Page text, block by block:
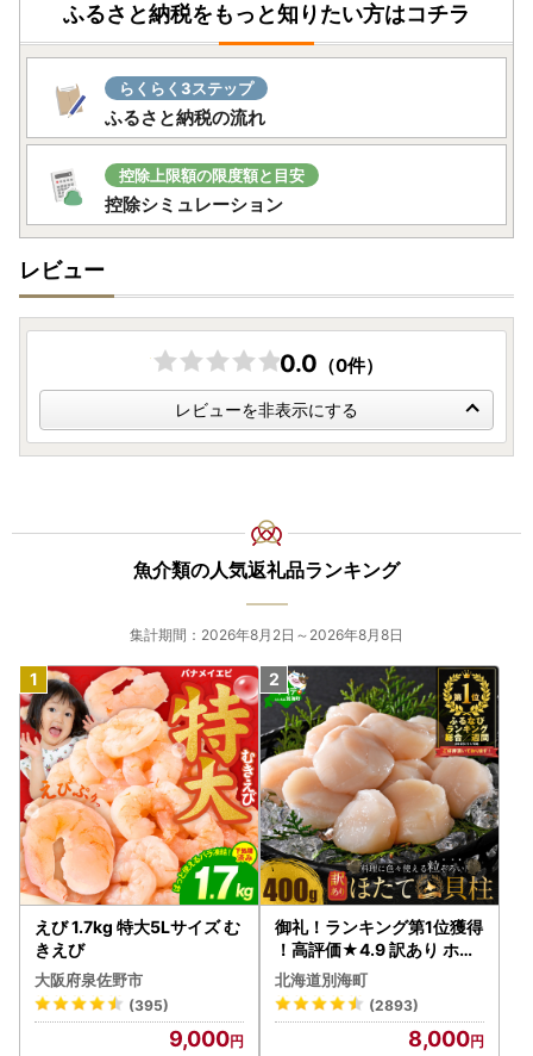
ふるさと納税をもっと知りたい方はコチラ
らくらく3ステップ
ふるさと納税の流れ
控除上限額の限度額と目安
控除シミュレーション
レビュー
0.0 （0件）
レビューを非表示にする
魚介類の人気返礼品ランキング
集計期間：2026年8月2日～2026年8月8日
えび 1.7kg 特大5Lサイズ む
きえび
大阪府泉佐野市
(395)
9,000
御礼！ランキング第1位獲得
！高評価★4.9 訳あり ホタ
テ 400g（ほたて 帆立 貝柱
冷凍 ）
北海道別海町
(2893)
8,000